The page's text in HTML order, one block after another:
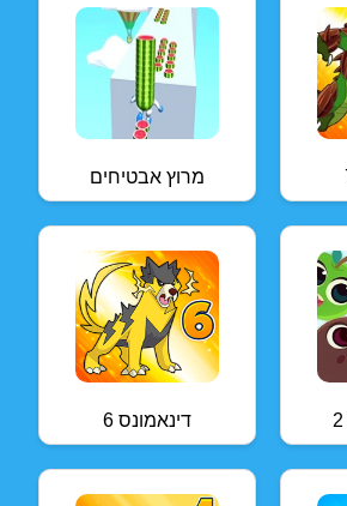
מרוץ אבטיחים
דינאמונס 6